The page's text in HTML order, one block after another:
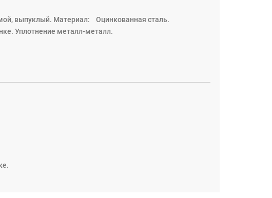
выпуклый. Материал: Оцинкованная сталь.
Уплотнение металл-металл.